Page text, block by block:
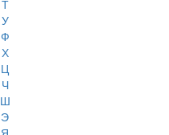
Т
У
Ф
Х
Ц
Ч
Ш
Э